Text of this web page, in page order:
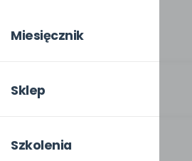
Miesięcznik
W numerze
Pomoce dydaktyczne
Sklep
Moje zakupy
Szkolenia